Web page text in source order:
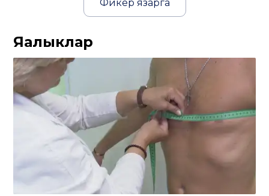
Фикер язарга
Яңалыклар